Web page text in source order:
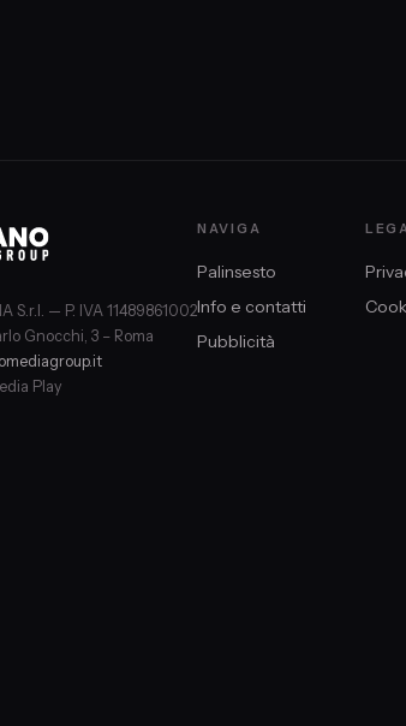
S.r.l. — P. IVA 11489861002
Gnocchi, 3 – Roma
Play
NAVIGA
Palinsesto
Info e contatti
Pubblicità